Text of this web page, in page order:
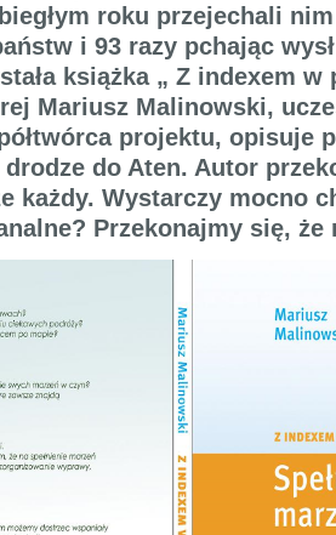
roku przejechali
i 93 razy pchając
książka „ Z indexem w
Mariusz Malinowski,
projektu, opisuje
drodze do Aten. Autor
każdy. Wystarczy mocno
Przekonajmy się, że